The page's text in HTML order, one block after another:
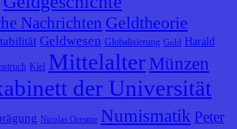
Nachrichten Geldtheorie
Geldwesen Globalisierung Gold Harald
Kiel Mittelalter Münzen
der Universität
Nicolas Oresme Numismatik Peter